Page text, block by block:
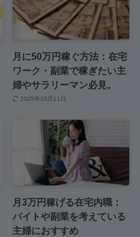
月に50万円稼ぐ方法：在宅
ワーク・副業で稼ぎたい主
婦やサラリーマン必見。
2025年10月11日
月3万円稼げる在宅内職：
バイトや副業を考えている
主婦におすすめ